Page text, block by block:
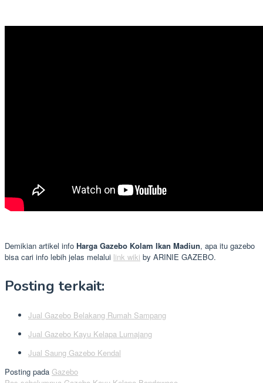
Demikian artikel info Harga Gazebo Kolam Ikan Madiun, apa itu gazebo
bisa cari info lebih jelas melalui link wiki by ARINIE GAZEBO.
Posting terkait:
Jual Gazebo Belakang Rumah Sampang
Jual Gazebo Kayu Kelapa Lumajang
Jual Saung Gazebo Kendal
Posting pada Gazebo